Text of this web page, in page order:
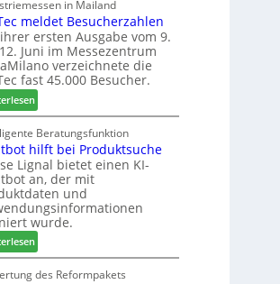
r
e
r
r
P
l
a
n
t
a
g
F
r
ä
s
e
r
u
n
d
-
V
e
r
b
i
n
e
e
C
a
r
e
-
A
k
t
i
o
n
s
w
o
c
h
e
in Mailand
meldet Besucherzahlen
ersten Ausgabe vom 9.
Juni im Messezentrum
verzeichnete die
fast 45.000 Besucher.
:
M
a
T
e
c
m
e
l
d
e
t
Beratungsfunktion
hilft bei Produktsuche
Lignal bietet einen KI-
an, der mit
und
wurde.
:
C
h
des Reformpakets